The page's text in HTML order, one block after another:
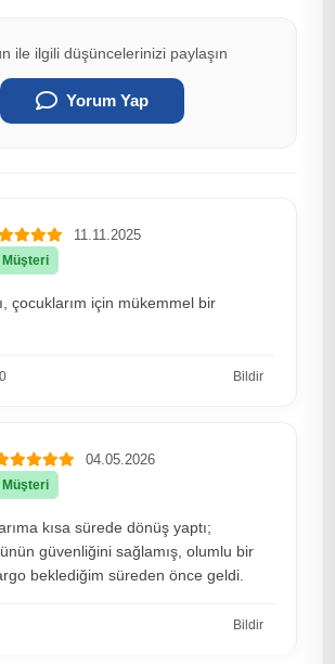
ile ilgili düşüncelerinizi paylaşın
Yorum Yap
11.11.2025
Müşteri
çocuklarım için mükemmel bir
0 Bildir
04.05.2026
Müşteri
kısa sürede dönüş yaptı;
güvenliğini sağlamış, olumlu bir
beklediğim süreden önce geldi.
Bildir